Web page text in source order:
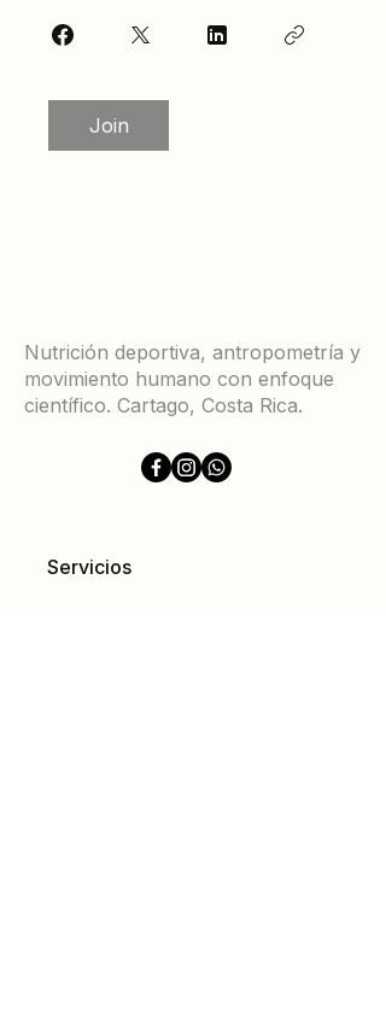
Join
Nutrición deportiva, antropometría y
movimiento humano con enfoque
científico. Cartago, Costa Rica.
Servicios